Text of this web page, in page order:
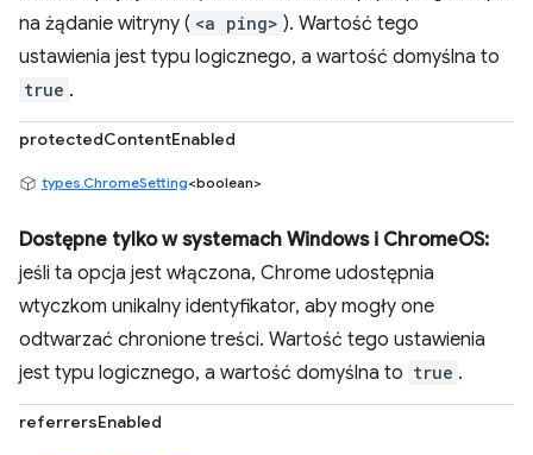
na żądanie witryny ( <a ping> ). Wartość tego
ustawienia jest typu logicznego, a wartość domyślna to
true .
protectedContentEnabled
types.ChromeSetting<boolean>
Dostępne tylko w systemach Windows i ChromeOS:
jeśli ta opcja jest włączona, Chrome udostępnia
wtyczkom unikalny identyfikator, aby mogły one
odtwarzać chronione treści. Wartość tego ustawienia
jest typu logicznego, a wartość domyślna to true .
referrersEnabled